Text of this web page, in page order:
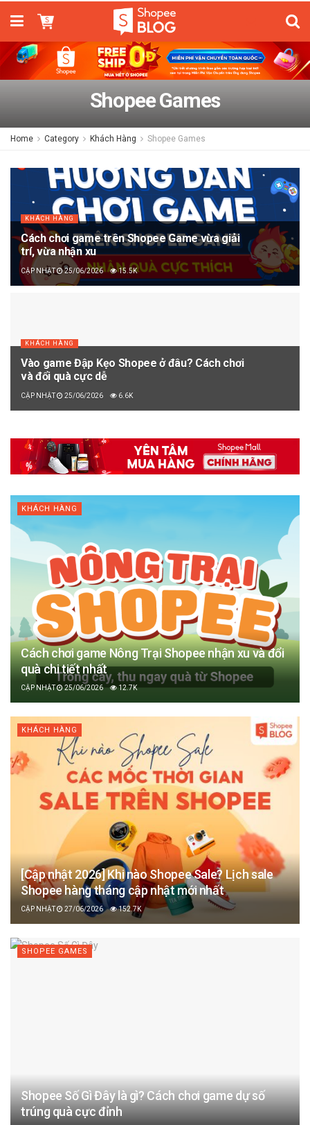
Shopee Games
Home Category Khách Hàng Shopee Games
KHÁCH HÀNG
Cách chơi game trên Shopee Game vừa giải
trí, vừa nhận xu
25/06/2026 15.5K
KHÁCH HÀNG
Vào game Đập Kẹo Shopee ở đâu? Cách chơi
và đổi quà cực dễ
25/06/2026 6.6K
KHÁCH HÀNG
Cách chơi game Nông Trại Shopee nhận xu và đổi
quà chi tiết nhất
25/06/2026 12.7K
KHÁCH HÀNG
[Cập nhật 2026] Khi nào Shopee Sale? Lịch sale
Shopee hàng tháng cập nhật mới nhất
27/06/2026 152.7K
SHOPEE GAMES
Shopee Số Gì Đây là gì? Cách chơi game dự số
trúng quà cực đỉnh